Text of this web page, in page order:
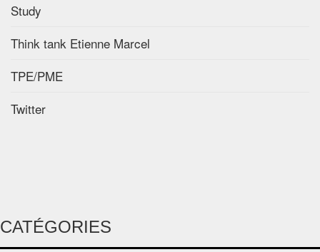
Study
Think tank Etienne Marcel
TPE/PME
Twitter
CATÉGORIES